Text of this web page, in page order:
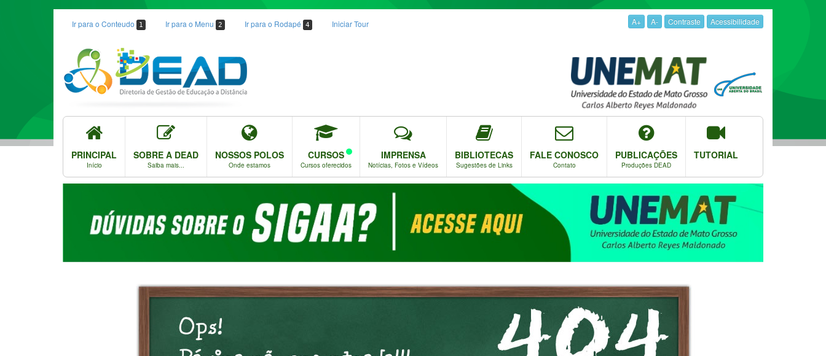
Ir para o Conteudo 1 Ir para o Menu 2 Ir para o Rodapé 4 Iniciar Tour A+ A- Contraste Acessibilidade
PRINCIPAL
Início
SOBRE A DEAD
Saiba mais...
NOSSOS POLOS
Onde estamos
CURSOS
Cursos oferecidos
IMPRENSA
Notícias, Fotos e Vídeos
BIBLIOTECAS
Sugestões de Links
FALE CONOSCO
Contato
PUBLICAÇÕES
Produções DEAD
TUTORIAL